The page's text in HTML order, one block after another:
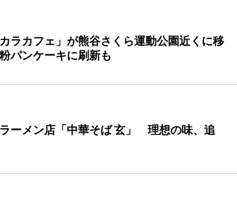
カラカフェ」が熊谷さくら運動公園近くに移
パンケーキに刷新も
ーメン店「中華そば 玄」 理想の味、追